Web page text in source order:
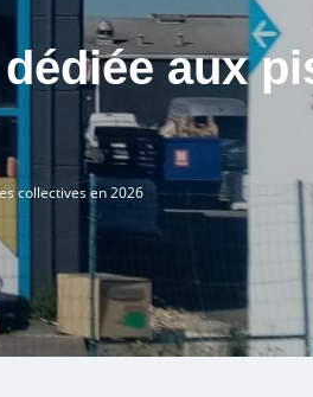
aux
collectives en 2026